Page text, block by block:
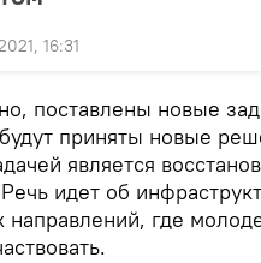
16:31
поставлены новые
приняты новые
является
идет об
направлений, где